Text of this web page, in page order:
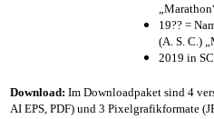
19?? =
(A. S. C.)
2019 in
Download: Im Downloadpaket sind 4
AI EPS, PDF) und 3 Pixelgrafikformate